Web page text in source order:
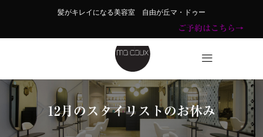
髪がキレイになる美容室 自由が丘マ・ドゥー
ご予約はこちら→
12月のスタイリストのお休み